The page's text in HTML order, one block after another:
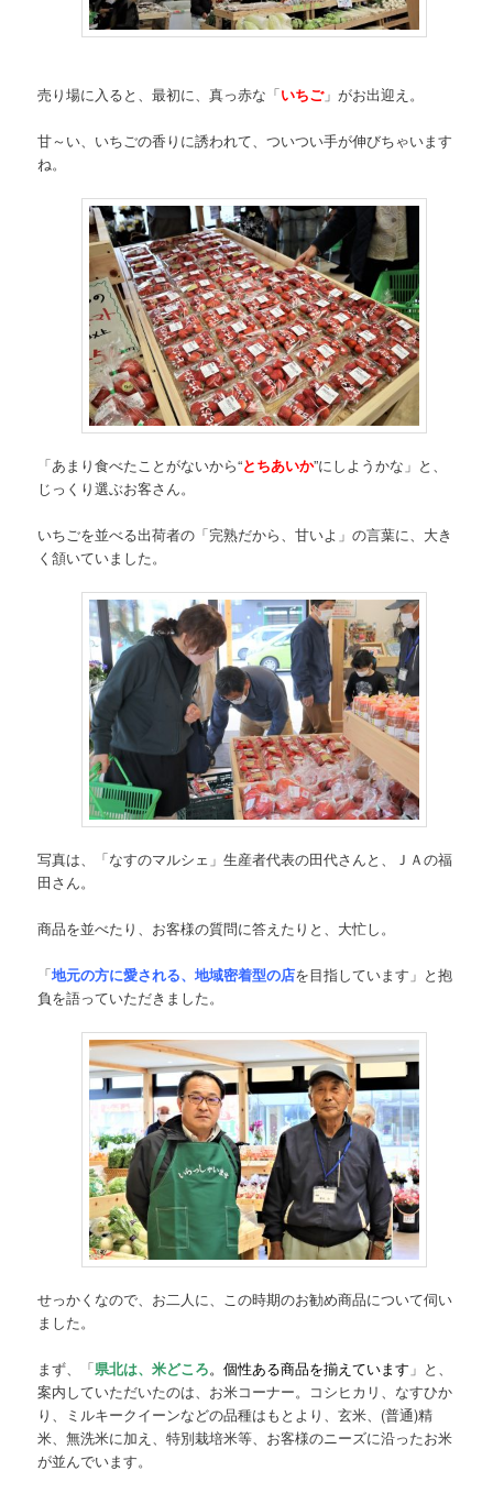
売り場に入ると、最初に、真っ赤な「いちご」がお出迎え。
甘～い、いちごの香りに誘われて、ついつい手が伸びちゃいます
ね。
「あまり食べたことがないから“とちあいか”にしようかな」と、
じっくり選ぶお客さん。
いちごを並べる出荷者の「完熟だから、甘いよ」の言葉に、大き
く頷いていました。
写真は、「なすのマルシェ」生産者代表の田代さんと、ＪＡの福
田さん。
商品を並べたり、お客様の質問に答えたりと、大忙し。
「地元の方に愛される、地域密着型の店を目指しています」と抱
負を語っていただきました。
せっかくなので、お二人に、この時期のお勧め商品について伺い
ました。
まず、「県北は、米どころ。個性ある商品を揃えています 」と、
案内していただいたのは、お米コーナー。コシヒカリ、なすひか
り、ミルキークイーンなどの品種はもとより、玄米、(普通)精
米、無洗米に加え、特別栽培米等、お客様のニーズに沿ったお米
が並んでいます。